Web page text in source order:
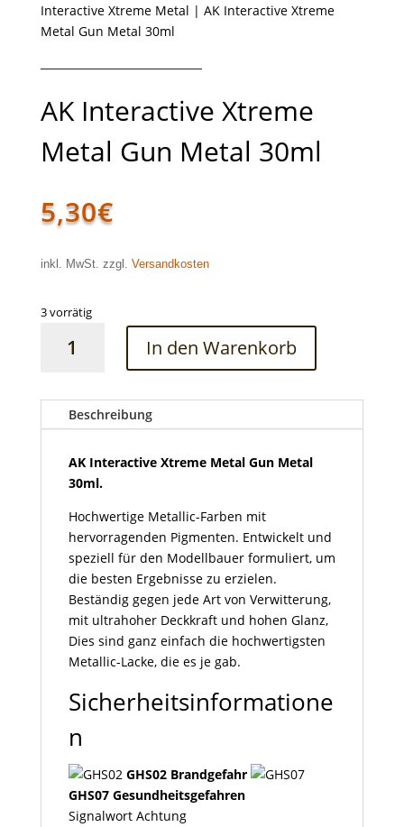
Interactive Xtreme Metal | AK Interactive Xtreme
Metal Gun Metal 30ml
AK Interactive Xtreme
Metal Gun Metal 30ml
5,30€
inkl. MwSt. zzgl. Versandkosten
3 vorrätig
Interactive
30ml
Menge
In den Warenkorb
Beschreibung
AK Interactive Xtreme Metal Gun Metal
30ml.
Hochwertige Metallic-Farben mit
hervorragenden Pigmenten. Entwickelt und
speziell für den Modellbauer formuliert, um
die besten Ergebnisse zu erzielen.
Beständig gegen jede Art von Verwitterung,
mit ultrahoher Deckkraft und hohen Glanz,
Dies sind ganz einfach die hochwertigsten
Metallic-Lacke, die es je gab.
Sicherheitsinformatione
n
GHS02 Brandgefahr
GHS07 Gesundheitsgefahren
Signalwort Achtung